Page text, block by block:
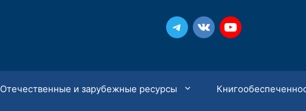
Отечественные и зарубежные ресурсы